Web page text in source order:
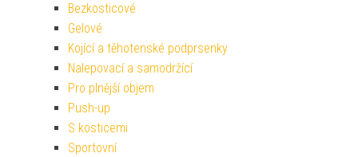
Bezkosticové
Gelové
Kojící a těhotenské podprsenky
Nalepovací a samodržící
Pro plnější objem
Push-up
S kosticemi
Sportovní